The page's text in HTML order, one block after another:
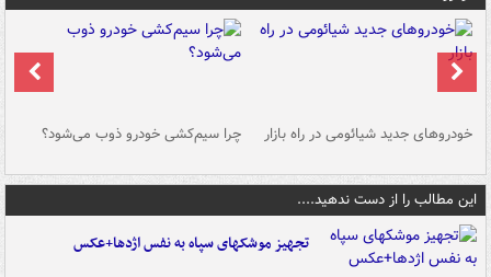
خودروهای جدید شیائومی در راه بازار چرا سیم‌کشی خودرو ذوب می‌شود؟
این مطالب را از دست ندهید....
تجهیز موشکهای سپاه به نفس اژدها+عکس